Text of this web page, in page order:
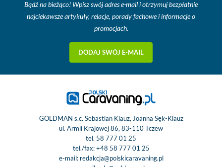
Bądź na bieżąco! Wpisz swój adres e-mail i otrzymuj bezpłatnie
najciekawsze artykuły, relacje, porady fachowe i informacje o
promocjach.
DODAJ SWÓJ E-MAIL
GOLDMAN s.c. Sebastian Klauz, Joanna Sęk-Klauz
ul. Armii Krajowej 86, 83-110 Tczew
tel. 58 777 01 25
tel./fax:+48 58 777 01 25
e-mail: redakcja@polskicaravaning.pl